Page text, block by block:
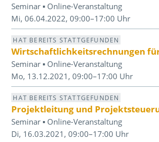
Seminar ▪ Online-Veranstaltung
Mi, 06.04.2022, 09:00–17:00 Uhr
HAT BEREITS STATTGEFUNDEN
Wirtschaftlichkeitsrechnungen
Seminar ▪ Online-Veranstaltung
Mo, 13.12.2021, 09:00–17:00 Uhr
HAT BEREITS STATTGEFUNDEN
Projektleitung und
Seminar ▪ Online-Veranstaltung
Di, 16.03.2021, 09:00–17:00 Uhr